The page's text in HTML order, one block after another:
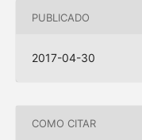
PUBLICADO
2017-04-30
COMO CITAR